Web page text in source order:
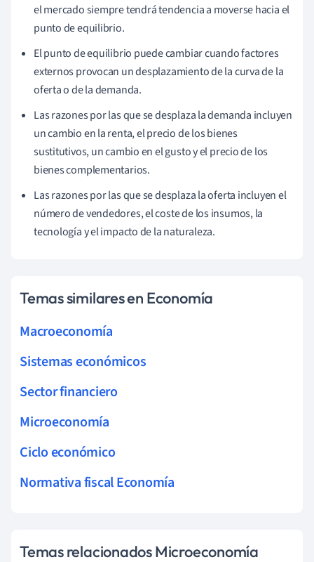
el mercado siempre tendrá tendencia a moverse hacia el
punto de equilibrio.
El punto de equilibrio puede cambiar cuando factores
externos provocan un desplazamiento de la curva de la
oferta o de la demanda.
Las razones por las que se desplaza la demanda incluyen
un cambio en la renta, el precio de los bienes
sustitutivos, un cambio en el gusto y el precio de los
bienes complementarios.
Las razones por las que se desplaza la oferta incluyen el
número de vendedores, el coste de los insumos, la
tecnología y el impacto de la naturaleza.
Temas similares en Economía
Macroeconomía
Sistemas económicos
Sector financiero
Microeconomía
Ciclo económico
Normativa fiscal Economía
Temas relacionados Microeconomía